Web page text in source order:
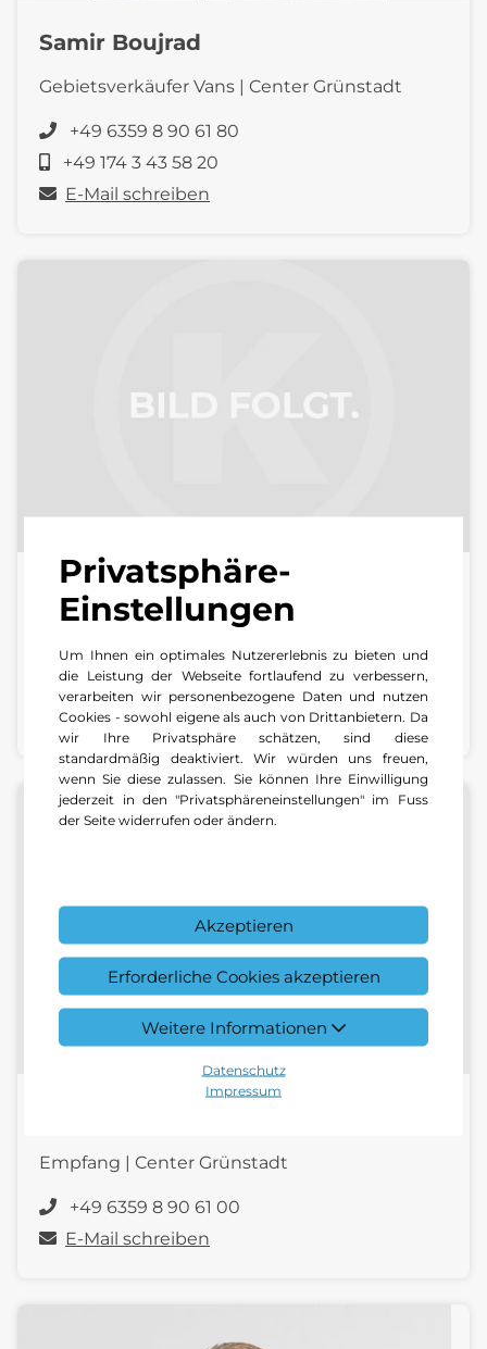
Privatsphäre-
Einstellungen
Um Ihnen ein optimales Nutzererlebnis zu bieten und
die Leistung der Webseite fortlaufend zu verbessern,
verarbeiten wir personenbezogene Daten und nutzen
Cookies - sowohl eigene als auch von Drittanbietern. Da
wir Ihre Privatsphäre schätzen, sind diese
standardmäßig deaktiviert. Wir würden uns freuen,
wenn Sie diese zulassen. Sie können Ihre Einwilligung
jederzeit in den "Privatsphäreneinstellungen" im Fuss
der Seite widerrufen oder ändern.
Akzeptieren
Erforderliche Cookies akzeptieren
Weitere Informationen
Datenschutz
Impressum
Samir Boujrad
Gebietsverkäufer Vans | Center Grünstadt
+49 6359 8 90 61 80
+49 174 3 43 58 20
E-Mail schreiben
Kunden-Kontakt Center Grünstadt
+49 6359 8 90 60
E-Mail schreiben
Empfang | Center Grünstadt
+49 6359 8 90 61 00
E-Mail schreiben